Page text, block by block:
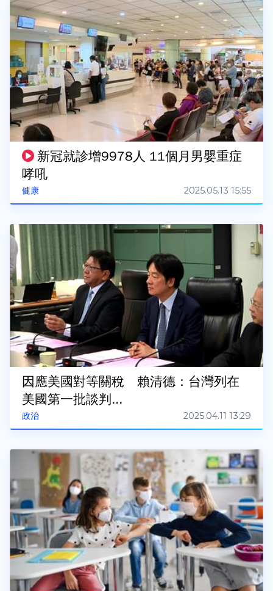
健康
新冠就診增9978人 11個月男嬰重症
哮吼
2025.05.13 15:55
政治
因應美國對等關稅 賴清德：台灣列在
美國第一批談判...
2025.04.11 13:29